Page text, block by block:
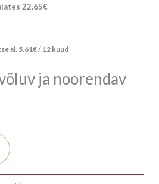
22.65€
al. 5.61€/ 12 kuud
ja noorendav